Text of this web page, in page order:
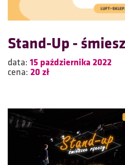
Stand-Up -
data: 15 października 2022
cena: 20 zł